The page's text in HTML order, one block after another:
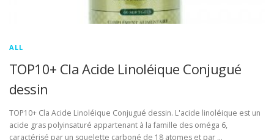
ALL
TOP10+ Cla Acide Linoléique Conjugué
dessin
TOP10+ Cla Acide Linoléique Conjugué dessin. L'acide linoléique est un
acide gras polyinsaturé appartenant à la famille des oméga 6,
caractérisé par un squelette carboné de 18 atomes et par …